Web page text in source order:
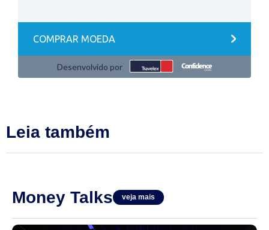
Leia também
Money Talks veja mais